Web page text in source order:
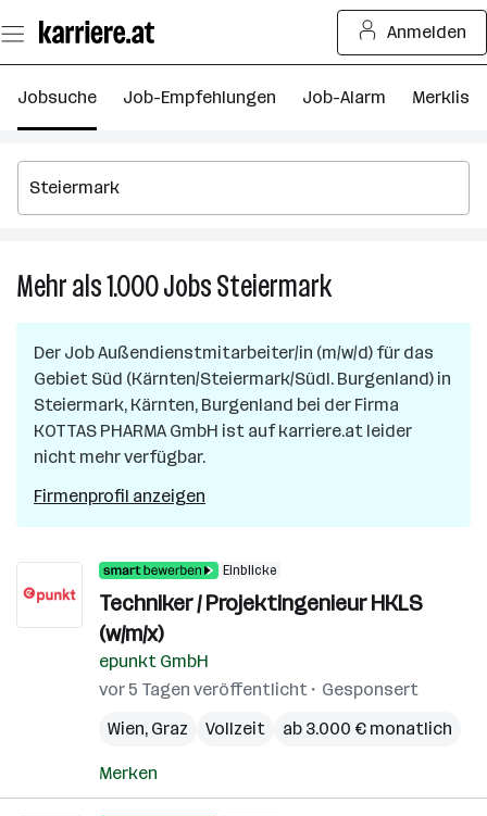
Seiteninhalt
springen
Anmelden
Jobsuche Job-Empfehlungen Job-Alarm Merkliste
Mehr als 1.000JobsSteiermarkMehr
Jobs
in
Steiermark
Der JobAußendienstmitarbeiter/in (m/w/d) für das
Gebiet Süd (Kärnten/Steiermark/Südl. Burgenland) in
Steiermark, Kärnten, Burgenland bei der Firma
KOTTAS PHARMA GmbH ist auf karriere.at leider
nicht mehr verfügbar.
Firmenprofil anzeigen
Einblicke
Techniker / Projektingenieur HKLS
(w/m/x)
epunkt GmbH
vor 5 Tagen veröffentlicht
Gesponsert
Wien, Graz Vollzeit ab 3.000 € monatlich
Merken